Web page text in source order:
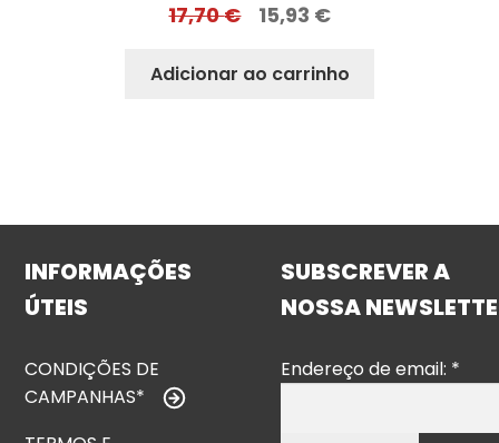
17,70€ 15,93 €
Adicionar ao carrinho
INFORMAÇÕES
ÚTEIS
CONDIÇÕES DE
CAMPANHAS*
SUBSCREVER A
NOSSA
Endereço de email: *